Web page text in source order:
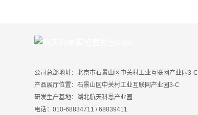
公司总部地址：北京市石景山区中关村工业互联网产业园3-C
产品展厅位置：石景山区中关村工业互联网产业园3-C
研发生产基地：湖北航天科恩产业园
电话：010-68834711 / 68839411